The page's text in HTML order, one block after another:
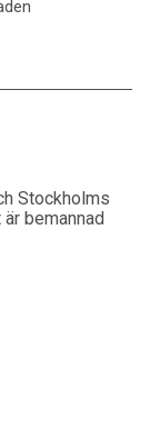
Stockholms
bemannad